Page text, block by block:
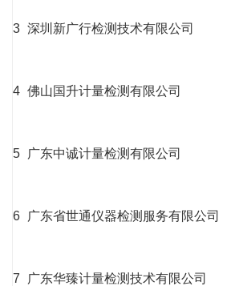
3 深圳新广行检测技术有限公司
4 佛山国升计量检测有限公司
5 广东中诚计量检测有限公司
6 广东省世通仪器检测服务有限公司
7 广东华臻计量检测技术有限公司